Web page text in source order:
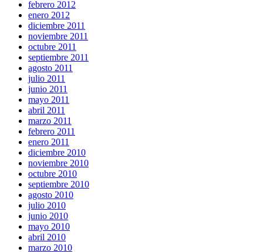
febrero 2012
enero 2012
diciembre 2011
noviembre 2011
octubre 2011
septiembre 2011
agosto 2011
julio 2011
junio 2011
mayo 2011
abril 2011
marzo 2011
febrero 2011
enero 2011
diciembre 2010
noviembre 2010
octubre 2010
septiembre 2010
agosto 2010
julio 2010
junio 2010
mayo 2010
abril 2010
marzo 2010